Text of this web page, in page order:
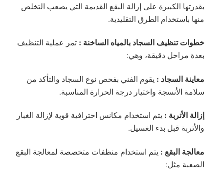
بقدرتها الكبيرة على إزالة البقع القديمة التي يصعب التخلص
منها باستخدام الطرق التقليدية.
خطوات تنظيف السجاد بالمياه الساخنة : تمر عملية التنظيف
بعدة مراحل دقيقة، وهي:
معاينة السجاد : يقوم الفني بفحص نوع السجاد والتأكد من
سلامة الأنسجة واختيار درجة الحرارة المناسبة.
إزالة الأتربة : يتم استخدام مكانس احترافية قوية لإزالة الغبار
والأتربة قبل بدء الغسيل.
معالجة البقع : يتم استخدام منظفات متخصصة لمعالجة البقع
الصعبة مثل: